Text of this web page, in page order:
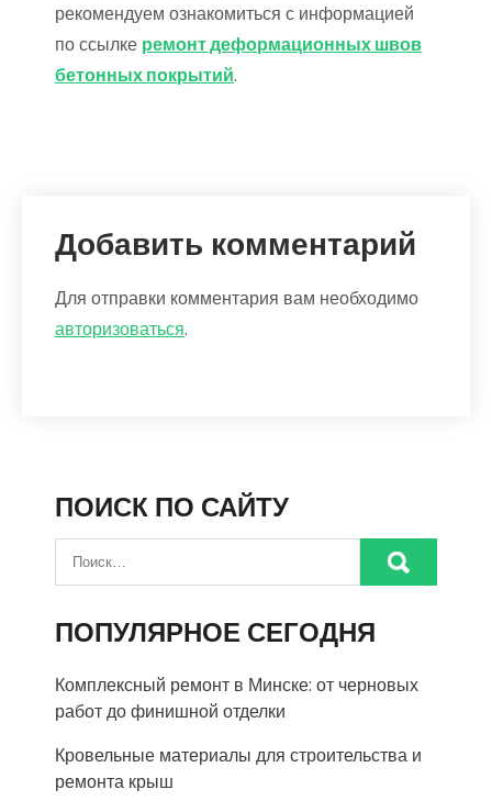
рекомендуем ознакомиться с информацией
по ссылке ремонт деформационных швов
бетонных покрытий.
Добавить комментарий
Для отправки комментария вам необходимо
авторизоваться.
ПОИСК ПО САЙТУ
ПОПУЛЯРНОЕ СЕГОДНЯ
Комплексный ремонт в Минске: от черновых
работ до финишной отделки
Кровельные материалы для строительства и
ремонта крыш